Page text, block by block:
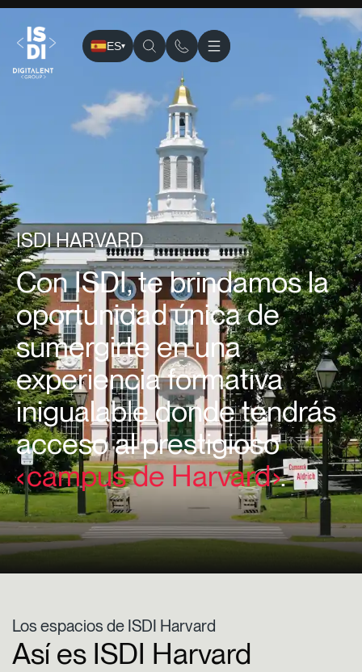
ES▾
ISDI› Sedes› Harvard
ISDI HARVARD
Con ISDI, te brindamos la
oportunidad única de
sumergirte en una
experiencia formativa
inigualable donde tendrás
acceso al prestigioso
campus de Harvard .
Los espacios de ISDI Harvard
Así es ISDI Harvard